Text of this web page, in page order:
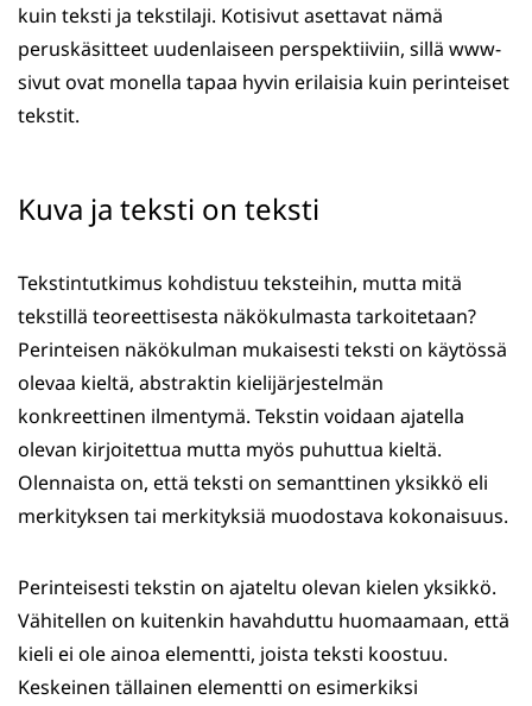
kuin teksti ja tekstilaji. Kotisivut asettavat nämä
peruskäsitteet uudenlaiseen perspektiiviin, sillä www-
sivut ovat monella tapaa hyvin erilaisia kuin perinteiset
tekstit.
Kuva ja teksti on teksti
Tekstintutkimus kohdistuu teksteihin, mutta mitä
tekstillä teoreettisesta näkökulmasta tarkoitetaan?
Perinteisen näkökulman mukaisesti teksti on käytössä
olevaa kieltä, abstraktin kielijärjestelmän
konkreettinen ilmentymä. Tekstin voidaan ajatella
olevan kirjoitettua mutta myös puhuttua kieltä.
Olennaista on, että teksti on semanttinen yksikkö eli
merkityksen tai merkityksiä muodostava kokonaisuus.
Perinteisesti tekstin on ajateltu olevan kielen yksikkö.
Vähitellen on kuitenkin havahduttu huomaamaan, että
kieli ei ole ainoa elementti, joista teksti koostuu.
Keskeinen tällainen elementti on esimerkiksi